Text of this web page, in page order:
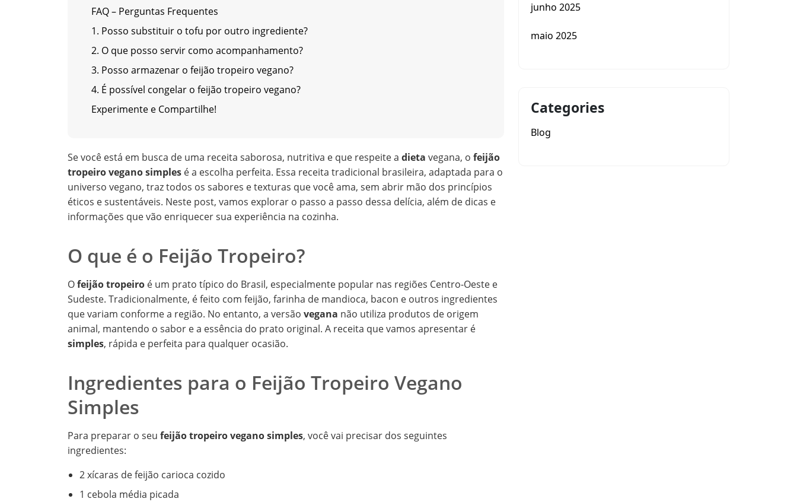
FAQ – Perguntas Frequentes
1. Posso substituir o tofu por outro ingrediente?
2. O que posso servir como acompanhamento?
3. Posso armazenar o feijão tropeiro vegano?
4. É possível congelar o feijão tropeiro vegano?
Experimente e Compartilhe!
Se você está em busca de uma receita saborosa, nutritiva e que respeite a dieta vegana, o feijão
tropeiro vegano simples é a escolha perfeita. Essa receita tradicional brasileira, adaptada para o
universo vegano, traz todos os sabores e texturas que você ama, sem abrir mão dos princípios
éticos e sustentáveis. Neste post, vamos explorar o passo a passo dessa delícia, além de dicas e
informações que vão enriquecer sua experiência na cozinha.
O que é o Feijão Tropeiro?
Ofeijão tropeiro é um prato típico do Brasil, especialmente popular nas regiões Centro-Oeste e
Sudeste. Tradicionalmente, é feito com feijão, farinha de mandioca, bacon e outros ingredientes
que variam conforme a região. No entanto, a versão vegana não utiliza produtos de origem
animal, mantendo o sabor e a essência do prato original. A receita que vamos apresentar é
simples, rápida e perfeita para qualquer ocasião.
Ingredientes para o Feijão Tropeiro Vegano
Simples
Para preparar o seu feijão tropeiro vegano simples, você vai precisar dos seguintes
ingredientes:
2 xícaras de feijão carioca cozido
1 cebola média picada
junho 2025
maio 2025
Categories
Blog